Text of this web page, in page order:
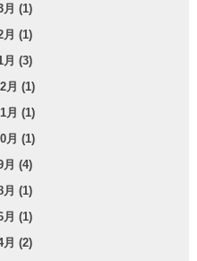
月 (1)
月 (1)
月 (3)
月 (1)
月 (1)
月 (1)
月 (4)
月 (1)
月 (1)
月 (2)